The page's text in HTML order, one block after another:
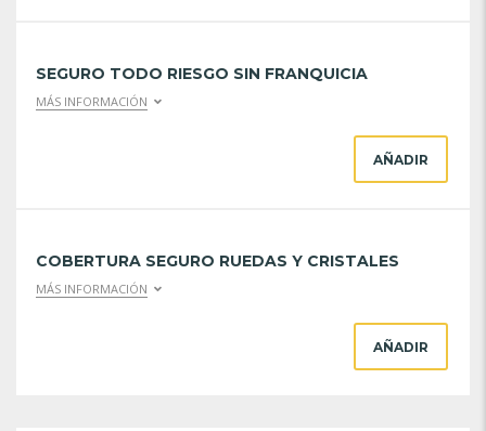
SEGURO TODO RIESGO SIN FRANQUICIA
MÁS INFORMACIÓN
AÑADIR
COBERTURA SEGURO RUEDAS Y CRISTALES
MÁS INFORMACIÓN
AÑADIR